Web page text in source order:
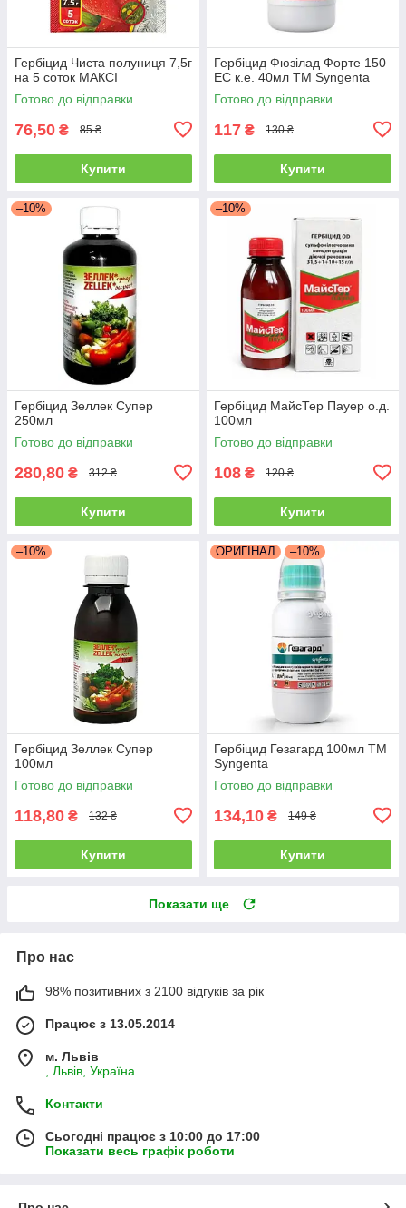
Гербіцид Чиста полуниця 7,5г
на 5 соток МАКСІ
Готово до відправки
76,50 ₴ 85 ₴
Купити
Гербіцид Фюзілад Форте 150
ЕС к.е. 40мл TM Syngenta
Готово до відправки
117 ₴ 130 ₴
Купити
–10%
Гербіцид Зеллек Супер
250мл
Готово до відправки
280,80 ₴ 312 ₴
Купити
–10%
Гербіцид МайсТер Пауер о.д.
100мл
Готово до відправки
108 ₴ 120 ₴
Купити
–10%
Гербіцид Зеллек Супер
100мл
Готово до відправки
118,80 ₴ 132 ₴
Купити
ОРИГІНАЛ –10%
Гербіцид Гезагард 100мл ТМ
Syngenta
Готово до відправки
134,10 ₴ 149 ₴
Купити
Показати ще
Про нас
98% позитивних з 2100 відгуків за рік
Працює з 13.05.2014
м. Львів
, Львів, Україна
Контакти
Сьогодні працює з 10:00 до 17:00
Показати весь графік роботи